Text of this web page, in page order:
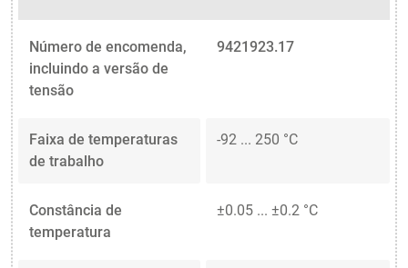
Número de encomenda,
incluindo a versão de
tensão
9421923.17
Faixa de temperaturas
de trabalho
-92 ... 250 °C
Constância de
temperatura
±0.05 ... ±0.2 °C